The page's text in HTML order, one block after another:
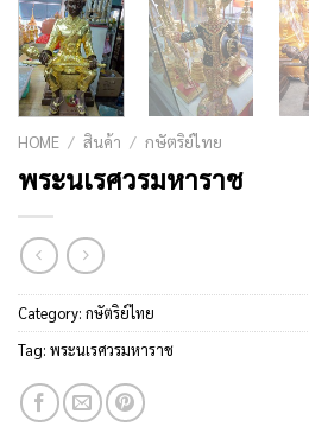
HOME / สินค้า / กษัตริย์ไทย
พระนเรศวรมหาราช
Category: กษัตริย์ไทย
Tag: พระนเรศวรมหาราช